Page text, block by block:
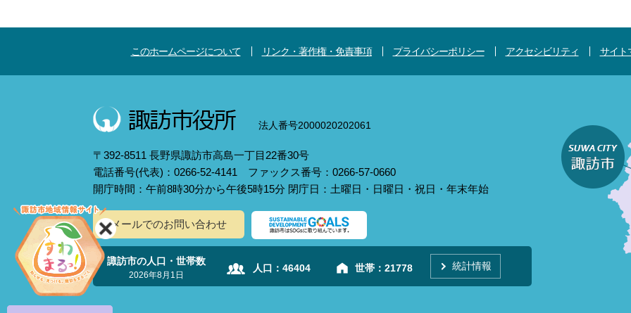
このホームページについて リンク・著作権・免責事項 プライバシーポリシー アクセシビリティ サイト
法人番号2000020202061
〒392-8511 長野県諏訪市高島一丁目22番30号
電話番号(代表)：0266-52-4141 ファックス番号：0266-57-0660
開庁時間：午前8時30分から午後5時15分 閉庁日：土曜日・日曜日・祝日・年末年始
メールでのお問い合わせ
諏訪市の人口・世帯数
2026年8月1日
人口： 46404 世帯： 21778 統計情報